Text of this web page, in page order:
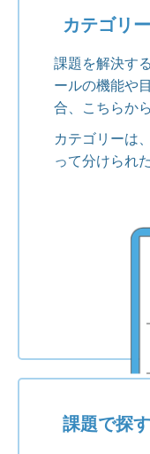
カテゴリ
課題を解決す
ールの機能や
合、こちらか
カテゴリーは
って分けられ
課題で探す